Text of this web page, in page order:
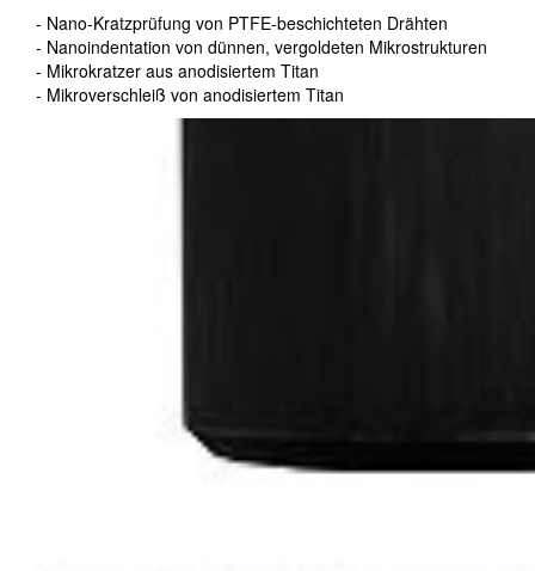
- Nano-Kratzprüfung von PTFE-beschichteten Drähten
- Nanoindentation von dünnen, vergoldeten Mikrostrukturen
- Mikrokratzer aus anodisiertem Titan
- Mikroverschleiß von anodisiertem Titan